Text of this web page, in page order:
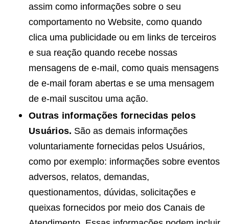
assim como informações sobre o seu
comportamento no Website, como quando
clica uma publicidade ou em links de terceiros
e sua reação quando recebe nossas
mensagens de e-mail, como quais mensagens
de e-mail foram abertas e se uma mensagem
de e-mail suscitou uma ação.
Outras informações fornecidas pelos
Usuários. São as demais informações
voluntariamente fornecidas pelos Usuários,
como por exemplo: informações sobre eventos
adversos, relatos, demandas,
questionamentos, dúvidas, solicitações e
queixas fornecidos por meio dos Canais de